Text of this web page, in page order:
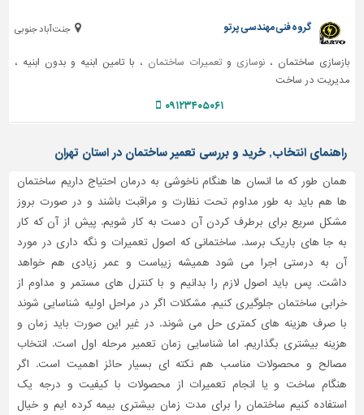
سرویس
بهداشتی
ابزار،یراق
و
آلات
برقی،روشنایی،ایمنی
محوطه
سازی
نما
ساخت
و
ساز
تاسیسات
ساختمان
شهرسازی،
ترافیک
و
جنت آباد جنوبی گروه فنی مهندسی پرتو
بازسازی ساختمان ،نوسازی وتعمیرات ساختمان ، با تامین ابنیه و بدون ابنیه ،
مدیریت در ساخت
۰۹۱۲۳۴۰۵۰۶۱
راهنمای انتخاب, خرید و بررسی تعمیر ساختمان در استان تهران
همان طور که ما انسان ها هنگام ناخوشی به درمان احتیاج داریم ساختمان
ها هم باید به طور مداوم تحت نظارت و مراقبت باشند و در صورت بروز
مشکل سریع برای برطرف کردن آن دست به کار شویم. پیش از آن که کار
به جا های باریک برسد. ساختمانی که اصول تعمیرات و نگه داری در مورد
آن به درستی اجرا می شود همیشه زیباست و عمر زیادی هم خواهد
داشت. پس باید اصول لازم را بدانیم و با کنترل های مستمر و مداوم از
خرابی ساختمان جلوگیری کنیم. مشکلات اگر در مراحل اولیه شناسایی شوند
با صرف هزینه های کمتری حل می شوند. در غیر این صورت باید زمان و
هزینه بیشتری بگذاریم. اما شناسایی زمان تعمیر مرحله اول است. انتخاب
مصالح و محصولات مناسب هم نکته ای بسیار حائز اهمیت است. اگر
هنگام ساخت و یا انجام تعمیرات از محصولات با کیفیت و درجه یک
استفاده کنیم ساختمان را برای مدت زمان بیشتری بیمه کرده ایم و خیال